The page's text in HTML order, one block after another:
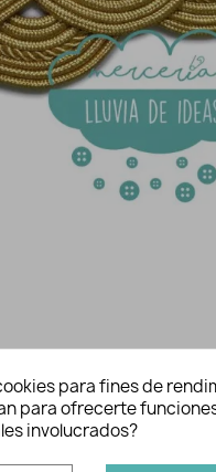
para fines de
para ofrecerte
involucrados?